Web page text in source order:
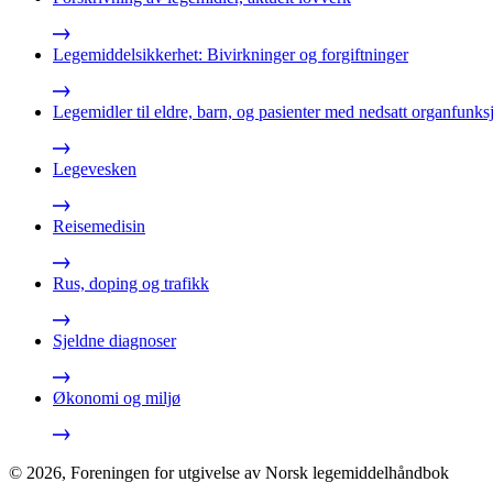
Legemiddelsikkerhet: Bivirkninger og forgiftninger
Legemidler til eldre, barn, og pasienter med nedsatt
Legevesken
Reisemedisin
Rus, doping og trafikk
Sjeldne diagnoser
Økonomi og miljø
© 2026, Foreningen for utgivelse av Norsk legemiddelhåndbok